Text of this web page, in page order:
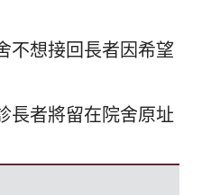
不想接回長者因希望
長者將留在院舍原址